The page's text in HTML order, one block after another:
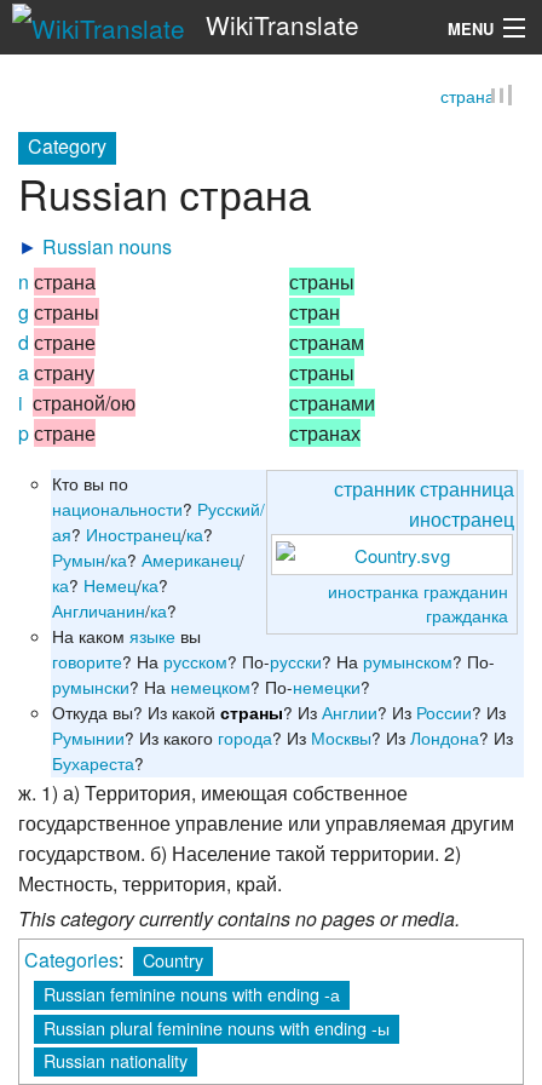
WikiTranslate MENU
страна
Category
Russian страна
► Russian nouns
n страна
g страны
d стране
aстрану
i страной/ою
pстране
страны
стран
странам
страны
странами
странах
странникстранница
иностранец
иностранка гражданин
гражданка
Кто вы по
национальности? Русский/
ая? Иностранец/ка?
Румын/ка?Американец/
ка? Немец/ка?
Англичанин/ка?
На какомязыке вы
говорите? На русском? По-русски? На румынском? По-
румынски? На немецком? По-немецки?
Откуда вы? Из какойстраны? ИзАнглии? Из России? Из
Румынии? Из какого города? Из Москвы? ИзЛондона? Из
Бухареста?
ж. 1) а) Территория, имеющая собственное
государственное управление или управляемая другим
государством. б) Население такой территории. 2)
Местность, территория, край.
This category currently contains no pages or media.
Categories:
Country
Russian feminine nouns with ending -а
Russian plural feminine nouns with ending -ы
Russian nationality